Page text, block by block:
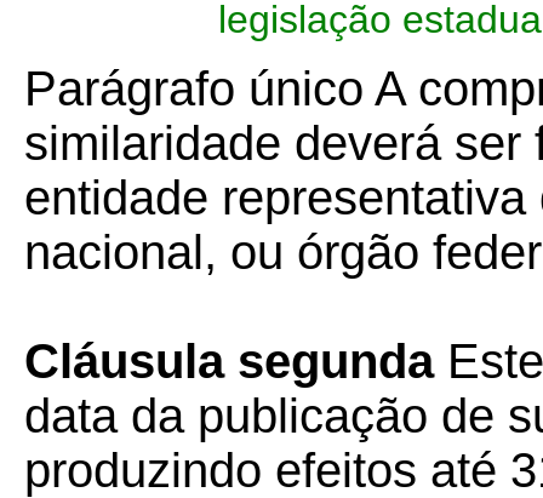
legislação
Parágrafo único A
similaridade deverá
entidade
nacional, ou órgão
Cláusula segunda
data da publicação de
produzindo efeitos até